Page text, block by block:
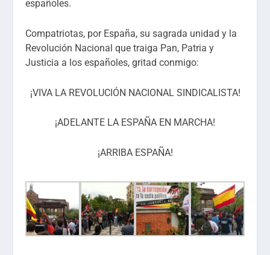
españoles.
Compatriotas, por España, su sagrada unidad y la
Revolución Nacional que traiga Pan, Patria y
Justicia a los españoles, gritad conmigo:
¡VIVA LA REVOLUCIÓN NACIONAL SINDICALISTA!
¡ADELANTE LA ESPAÑA EN MARCHA!
¡ARRIBA ESPAÑA!